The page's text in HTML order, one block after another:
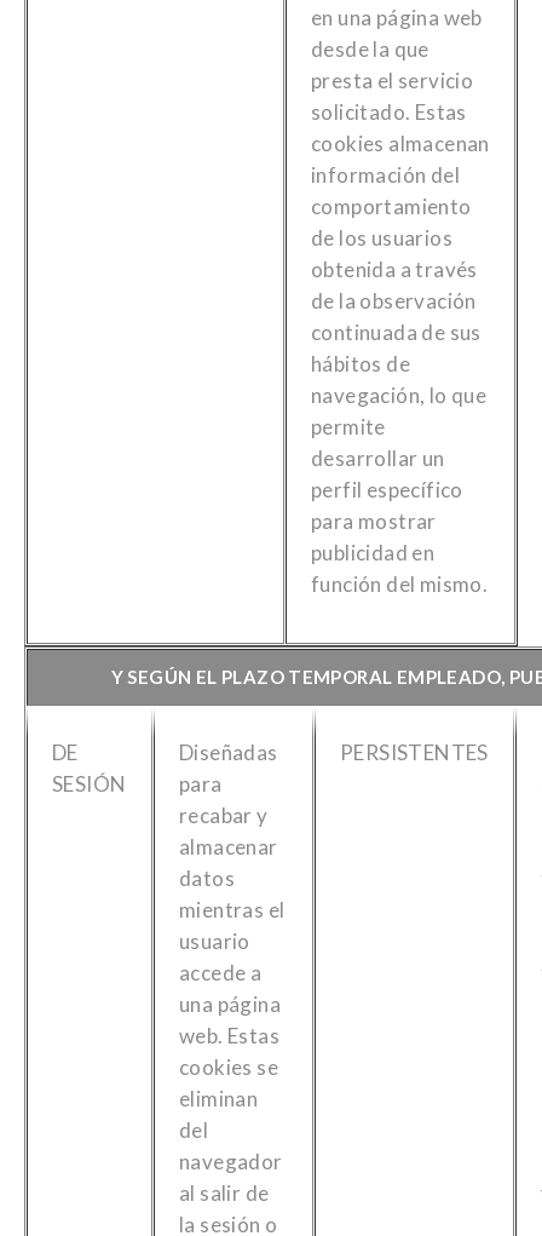
en una página web
desde la que
presta el servicio
solicitado. Estas
cookies almacenan
información del
comportamiento
de los usuarios
obtenida a través
de la observación
continuada de sus
hábitos de
navegación, lo que
permite
desarrollar un
perfil específico
para mostrar
publicidad en
función del mismo.
Y SEGÚN EL PLAZO TEMPORAL EMPLEADO,
DE
SESIÓN
Diseñadas
para
recabar y
almacenar
datos
mientras el
usuario
accede a
una página
web. Estas
cookies se
eliminan
del
navegador
al salir de
la sesión o
PERSISTENTES